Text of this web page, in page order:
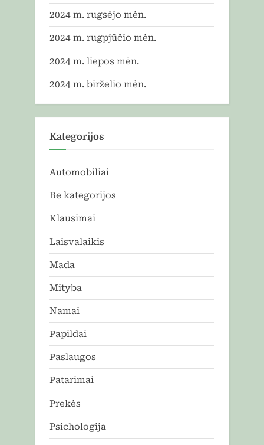
2024 m. rugsėjo mėn.
2024 m. rugpjūčio mėn.
2024 m. liepos mėn.
2024 m. birželio mėn.
Kategorijos
Automobiliai
Be kategorijos
Klausimai
Laisvalaikis
Mada
Mityba
Namai
Papildai
Paslaugos
Patarimai
Prekės
Psichologija